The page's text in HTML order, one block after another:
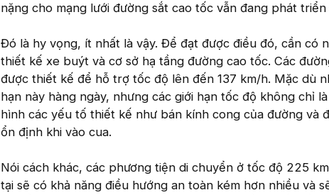
nặng cho mạng lưới đường sắt cao tốc vẫn đang phát triển
Đó là hy vọng, ít nhất là vậy. Để đạt được điều đó, cần có
thiết kế xe buýt và cơ sở hạ tầng đường cao tốc. Các
được thiết kế để hỗ trợ tốc độ lên đến 137 km/h. Mặc dù
hạn này hàng ngày, nhưng các giới hạn tốc độ không chỉ
hình các yếu tố thiết kế như bán kính cong của đường và
ổn định khi vào cua.
Nói cách khác, các phương tiện di chuyển ở tốc độ 225
tại sẽ có khả năng điều hướng an toàn kém hơn nhiều và